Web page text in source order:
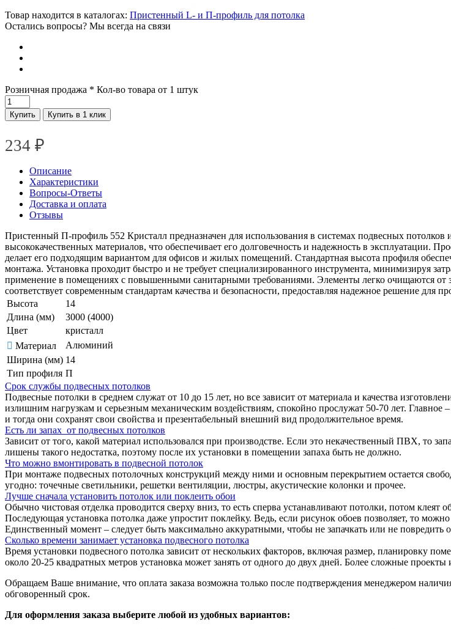
Товар находится в каталогах: Пристенный L- и П-профиль для потолка
Остались вопросы? Мы всегда на связи
Розничная продажа * Кол-во товара от 1 штук
Купить Купить в 1 клик
234 ₽
Описание
Характеристики
Вопросы-Ответы
Доставка и оплата
Отзывы
Пристенный П-профиль 552 Кристалл предназначен для использования в системах подвесных потолков
высококачественных материалов, что обеспечивает его долговечность и надежность в эксплуатации.
делает его подходящим вариантом для офисов и жилых помещений. Стандартная высота профиля
монтажа. Установка проходит быстро и не требует специализированного инструмента, минимизируя
применение в помещениях с повышенными санитарными требованиями. Элементы легко очищаются от
соответствует современным стандартам качества и безопасности, предоставляя надежное решение для
Высота
14
Длина (мм)
3000 (4000)
Цвет
кристалл
Материал
Алюминий
Ширина (мм) 14
Тип профиля П
Срок службы подвесных потолков
Подвесные потолки в среднем служат от 10 до 15 лет, но все зависит от материала и качества
излишним нагрузкам и серьезным механическим воздействиям, спокойно прослужат 50-70 лет.
и тогда они сохранят свои свойства и презентабельный внешний вид продолжительное время.
Есть ли запах от подвесных потолков
Зависит от того, какой материал использовался при производстве. Если это некачественный ПВХ, то
лишены такого недостатка, поэтому после их установки в помещении запаха быть не должно.
Что можно вмонтировать в подвесной потолок
При монтаже подвесных потолочных конструкций между ними и основным перекрытием остается
угодно: точечные светильники, решетки вентиляции, люстры, акустические колонки и прочее.
Лучше сначала установить потолок или поклеить обои
Обычно чистовая отделка проводится сверху вниз, то есть сперва устанавливают потолки, потом
Последующая установка потолка даже упростит поклейку. Ведь, если рисунок обоев позволяет, то
Единственный момент – следует быть максимально аккуратными, чтобы не запачкать или не
Сколько времени занимает установка подвесного потолка
Время установки подвесного потолка зависит от нескольких факторов, включая размер, планировку
около 20-25 квадратных метров установка может занять от одного до двух дней. Более сложные
Обращаем Ваше внимание, что оплата заказа возможна только после подтверждения менеджером
обговоренный срок.
Для оформления заказа выберите любой из удобных вариантов: